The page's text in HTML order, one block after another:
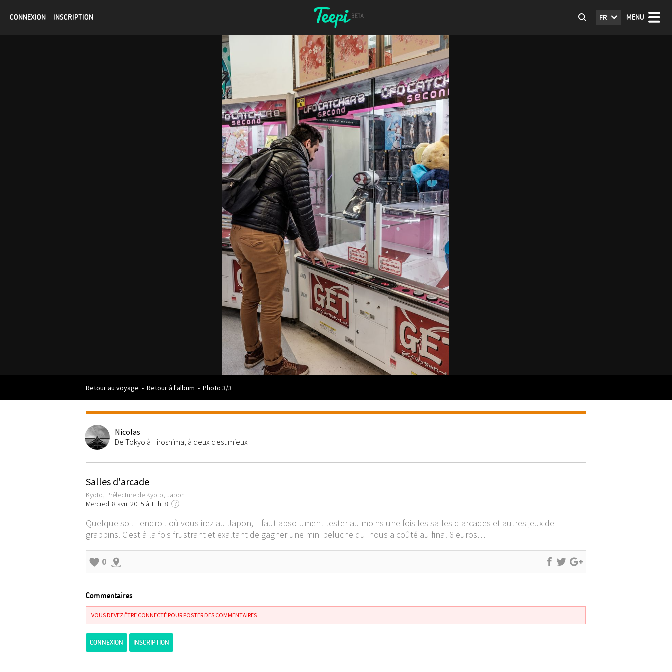
CONNEXION INSCRIPTION MENU
FR
Retour au voyage - Retour à l'album - Photo 3/3
Nicolas
De Tokyo à Hiroshima, à deux c'est mieux
Salles d'arcade
Kyoto, Préfecture de Kyoto, Japon
Mercredi 8 avril 2015 à 11h18
?
Quelque soit l'endroit où vous irez au Japon, il faut absolument tester au moins une fois les salles d'arcades et autres jeux de
grappins. C'est à la fois frustrant et exaltant de gagner une mini peluche qui nous a coûté au final 6 euros…
0
Commentaires
VOUS DEVEZ ÊTRE CONNECTÉ POUR POSTER DES COMMENTAIRES
CONNEXION INSCRIPTION